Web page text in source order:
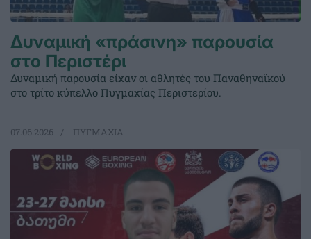
Δυναμική «πράσινη» παρουσία
στο Περιστέρι
Δυναμική παρουσία είχαν οι αθλητές του Παναθηναϊκού
στο τρίτο κύπελλο Πυγμαχίας Περιστερίου.
07.06.2026 ΠΥΓΜΑΧΙΑ